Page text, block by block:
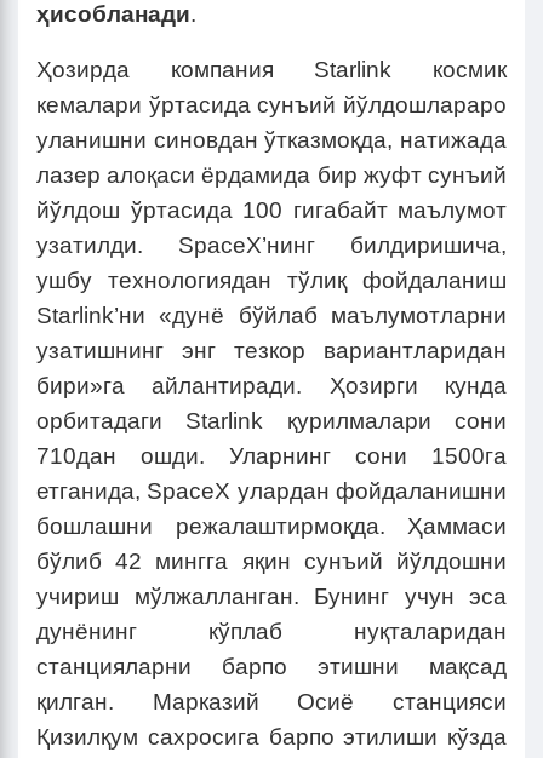
ҳисобланади.
Ҳозирда компания Starlink космик
кемалари ўртасида сунъий йўлдошлараро
уланишни синовдан ўтказмоқда, натижада
лазер алоқаси ёрдамида бир жуфт сунъий
йўлдош ўртасида 100 гигабайт маълумот
узатилди. SpaceX’нинг билдиришича,
ушбу технологиядан тўлиқ фойдаланиш
Starlink’ни «дунё бўйлаб маълумотларни
узатишнинг энг тезкор вариантларидан
бири»га айлантиради. Ҳозирги кунда
орбитадаги Starlink қурилмалари сони
710дан ошди. Уларнинг сони 1500га
етганида, SpaceX улардан фойдаланишни
бошлашни режалаштирмоқда. Ҳаммаси
бўлиб 42 мингга яқин сунъий йўлдошни
учириш мўлжалланган. Бунинг учун эса
дунёнинг кўплаб нуқталаридан
станцияларни барпо этишни мақсад
қилган. Марказий Осиё станцияси
Қизилқум сахросига барпо этилиши кўзда